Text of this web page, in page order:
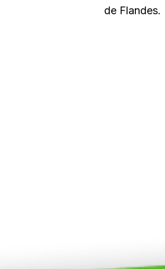
de Flandes.